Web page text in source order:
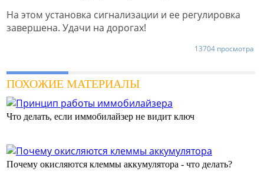
На этом установка сигнализации и ее регулировка
завершена. Удачи на дорогах!
13704 просмотра
ПОХОЖИЕ МАТЕРИАЛЫ
Что делать, если иммобилайзер не видит ключ
Почему окисляются клеммы аккумулятора - что делать?